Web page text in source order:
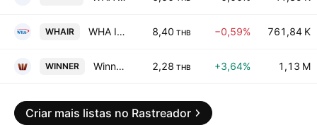
WHAIR WHA Industrial Leasehold Real Estate Investment Trust 8,40 THB −0,59% 761,84 K
WINNER Winner Group Enterprise PCL 2,28 THB +3,64% 1,13 M
Criar mais listas no Rastreador